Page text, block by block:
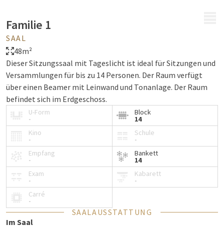
Familie 1
SAAL
48m²
Dieser Sitzungssaal mit Tageslicht ist ideal für Sitzungen und
Versammlungen für bis zu 14 Personen. Der Raum verfügt
über einen Beamer mit Leinwand und Tonanlage. Der Raum
befindet sich im Erdgeschoss.
U-Form
-
Block
14
Kino
-
Schule
-
Empfang
-
Bankett
14
Exam
-
Kabarett
-
Carré
-
SAALAUSSTATTUNG
Im Saal